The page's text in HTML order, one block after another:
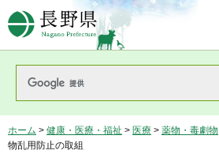
長野県Nagano Prefecture
ホーム > 健康・医療・福祉 > 医療 > 薬物・毒劇物
物乱用防止の取組